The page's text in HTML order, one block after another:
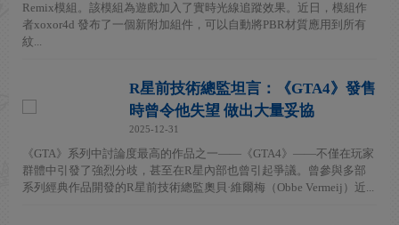
Remix模組。該模組為遊戲加入了實時光線追蹤效果。近日，模組作
者xoxor4d 發布了一個新附加組件，可以自動將PBR材質應用到所有
紋...
R星前技術總監坦言：《GTA4》發售
時曾令他失望 做出大量妥協
2025-12-31
《GTA》系列中討論度最高的作品之一——《GTA4》——不僅在玩家
群體中引發了強烈分歧，甚至在R星內部也曾引起爭議。曾參與多部
系列經典作品開發的R星前技術總監奧貝·維爾梅（Obbe Vermeij）近...